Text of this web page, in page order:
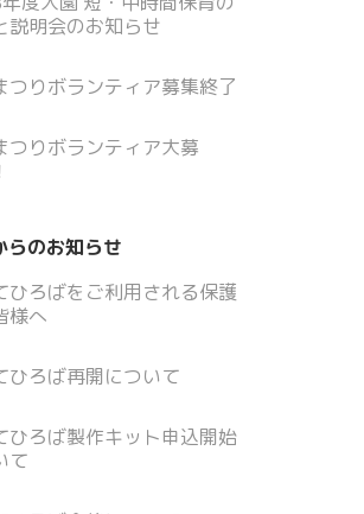
説明会のお知らせ
つりボランティア募集終了
つりボランティア大募
らのお知らせ
ひろばをご利用される保護
様へ
ひろば再開について
ひろば製作キット申込開始
て